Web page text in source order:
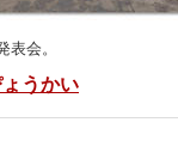
会。
うかい